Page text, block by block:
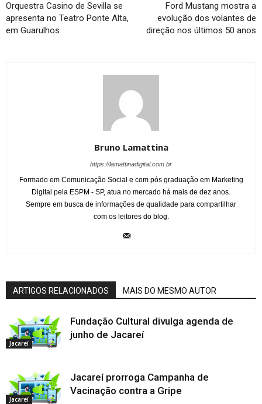
Orquestra Casino de Sevilla se
apresenta no Teatro Ponte Alta,
em Guarulhos
Ford Mustang mostra a
evolução dos volantes de
direção nos últimos 50 anos
Bruno Lamattina
https://lamattinadigital.com.br
Formado em Comunicação Social e com pós graduação em Marketing
Digital pela ESPM - SP, atua no mercado há mais de dez anos.
Sempre em busca de informações de qualidade para compartilhar
com os leitores do blog.
ARTIGOS RELACIONADOS MAIS DO MESMO AUTOR
Jacareí
Fundação Cultural divulga agenda de
junho de Jacareí
Jacareí
Jacareí prorroga Campanha de
Vacinação contra a Gripe